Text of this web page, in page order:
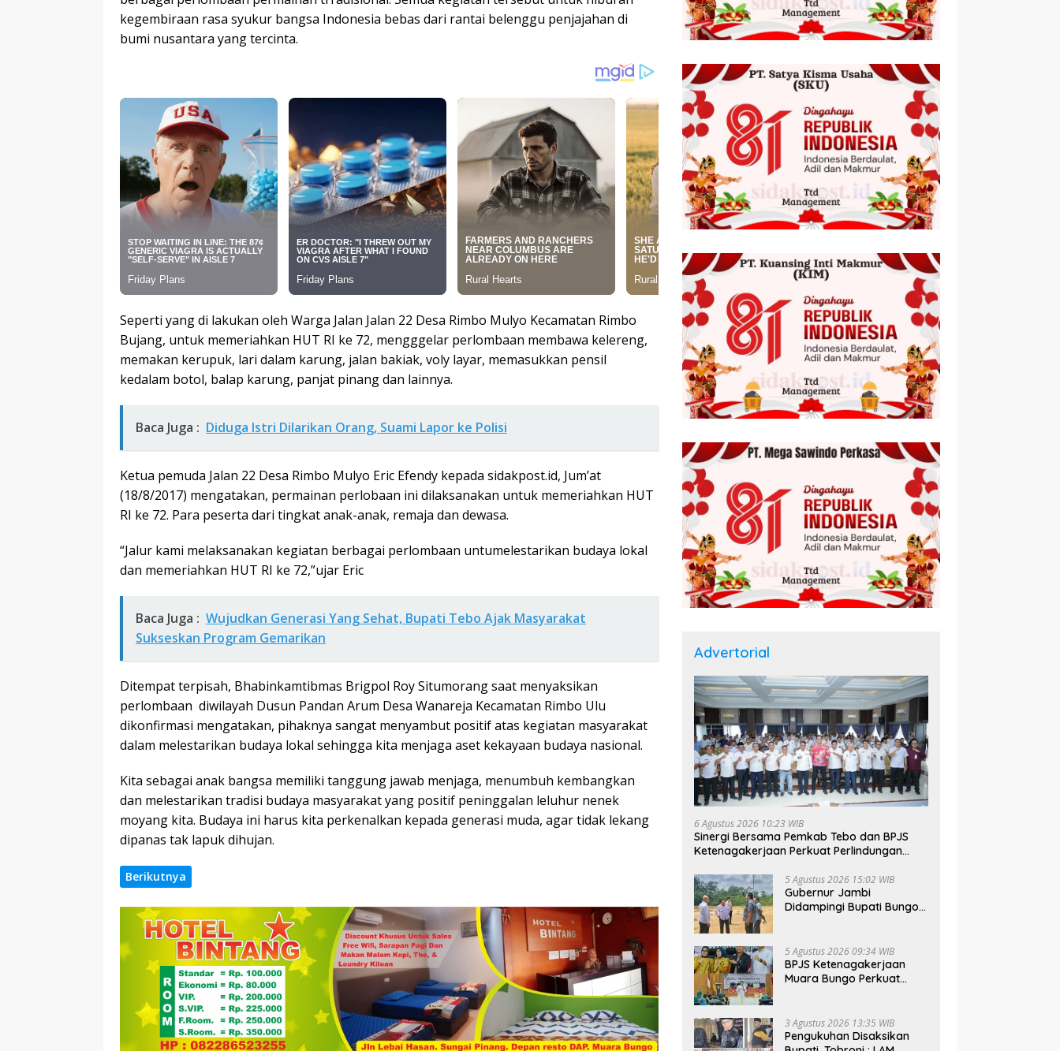
kegembiraan rasa syukur bangsa Indonesia bebas dari rantai belenggu penjajahan di
bumi nusantara yang tercinta.
Seperti yang di lakukan oleh Warga Jalan Jalan 22 Desa Rimbo Mulyo Kecamatan Rimbo
Bujang, untuk memeriahkan HUT RI ke 72, mengggelar perlombaan membawa kelereng,
memakan kerupuk, lari dalam karung, jalan bakiak, voly layar, memasukkan pensil
kedalam botol, balap karung, panjat pinang dan lainnya.
Baca Juga : Diduga Istri Dilarikan Orang, Suami Lapor ke Polisi
Ketua pemuda Jalan 22 Desa Rimbo Mulyo Eric Efendy kepada sidakpost.id, Jum’at
(18/8/2017) mengatakan, permainan perlobaan ini dilaksanakan untuk memeriahkan HUT
RI ke 72. Para peserta dari tingkat anak-anak, remaja dan dewasa.
“Jalur kami melaksanakan kegiatan berbagai perlombaan untumelestarikan budaya lokal
dan memeriahkan HUT RI ke 72,”ujar Eric
Baca Juga : Wujudkan Generasi Yang Sehat, Bupati Tebo Ajak Masyarakat
Sukseskan Program Gemarikan
Ditempat terpisah, Bhabinkamtibmas Brigpol Roy Situmorang saat menyaksikan
perlombaan diwilayah Dusun Pandan Arum Desa Wanareja Kecamatan Rimbo Ulu
dikonfirmasi mengatakan, pihaknya sangat menyambut positif atas kegiatan masyarakat
dalam melestarikan budaya lokal sehingga kita menjaga aset kekayaan budaya nasional.
Kita sebagai anak bangsa memiliki tanggung jawab menjaga, menumbuh kembangkan
dan melestarikan tradisi budaya masyarakat yang positif peninggalan leluhur nenek
moyang kita. Budaya ini harus kita perkenalkan kepada generasi muda, agar tidak lekang
dipanas tak lapuk dihujan.
Berikutnya
Advertorial
6 Agustus 2026 10:23 WIB
Sinergi Bersama Pemkab Tebo dan BPJS
Ketenagakerjaan Perkuat Perlindungan
5 Agustus 2026 15:02 WIB
Gubernur Jambi
Didampingi Bupati Bungo
5 Agustus 2026 09:34 WIB
BPJS Ketenagakerjaan
Muara Bungo Perkuat
Dongkrak UCJ
3 Agustus 2026 13:35 WIB
Pengukuhan Disaksikan